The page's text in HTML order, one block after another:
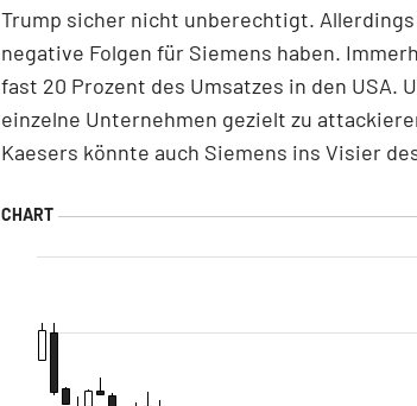
Trump sicher nicht unberechtigt.
negative Folgen für Siemens haben.
fast 20 Prozent des Umsatzes in den USA.
einzelne Unternehmen gezielt zu
Kaesers könnte auch Siemens ins Visier